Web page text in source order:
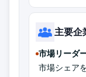
主要企
市場リーダ
市場シェア